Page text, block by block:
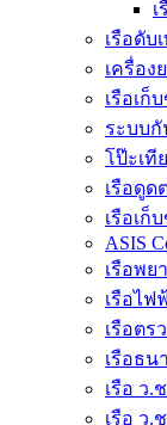
เ
เรือดับ
เครื่อง
เรือเก็
ระบบ
โป๊ะเที
เรือดูด
เรือเก็
ASIS
เรือพย
เรือไฟ
เรือตร
เรือธน
เรือ ว.
เรือ ว.